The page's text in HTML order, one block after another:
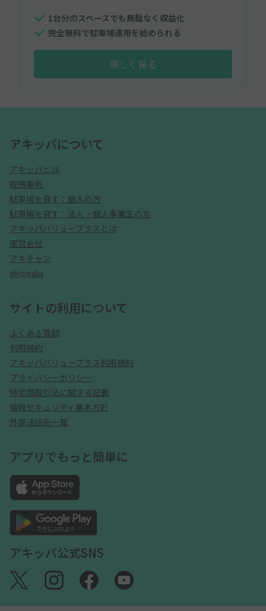
1台分のスペースでも無駄なく収益化
完全無料で駐車場運用を始められる
詳しく見る
アキッパについて
アキッパとは
提携事例
駐車場を貸す：個人の方
駐車場を貸す：法人・個人事業主の方
アキッパバリュープラスとは
運営会社
アキチャン
akipedia
サイトの利用について
よくある質問
利用規約
アキッパバリュープラス利用規約
プライバシーポリシー
特定商取引法に関する記載
情報セキュリティ基本方針
外部送信先一覧
アプリでもっと簡単に
アキッパ公式SNS